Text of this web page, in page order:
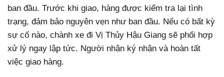
ban đầu. Trước khi giao, hàng được kiểm tra lại tình
trạng, đảm bảo nguyên vẹn như ban đầu. Nếu có bất kỳ
sự cố nào, chành xe đi Vị Thủy Hậu Giang sẽ phối hợp
xử lý ngay lập tức. Người nhận ký nhận và hoàn tất
việc giao hàng.